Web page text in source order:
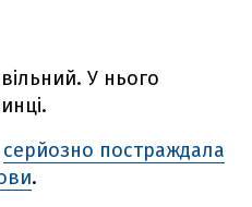
У нього
серйозно постраждала
.